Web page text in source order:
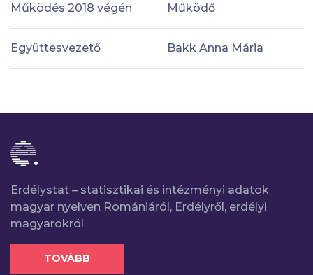
Működés 2018 végén Működő
Együttesvezető Bakk Anna Mária
Erdélystat – statisztikai és intézményi adatok
magyar nyelven Romániáról, Erdélyről, erdélyi
magyarokról
TOVÁBB